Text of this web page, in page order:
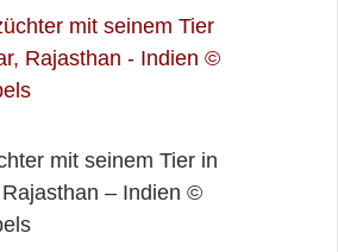
mit seinem Tier in
– Indien ©